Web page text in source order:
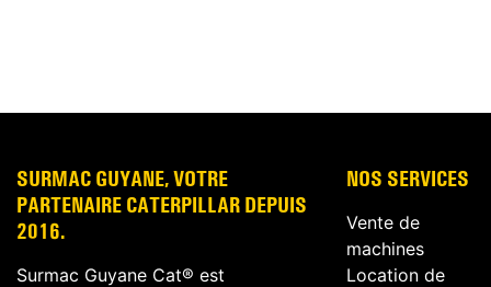
SURMAC GUYANE, VOTRE
PARTENAIRE CATERPILLAR DEPUIS
2016.
Surmac Guyane Cat® est
NOS SERVICES
Vente de
machines
Location de